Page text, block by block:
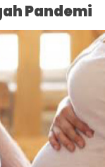
Pandemi